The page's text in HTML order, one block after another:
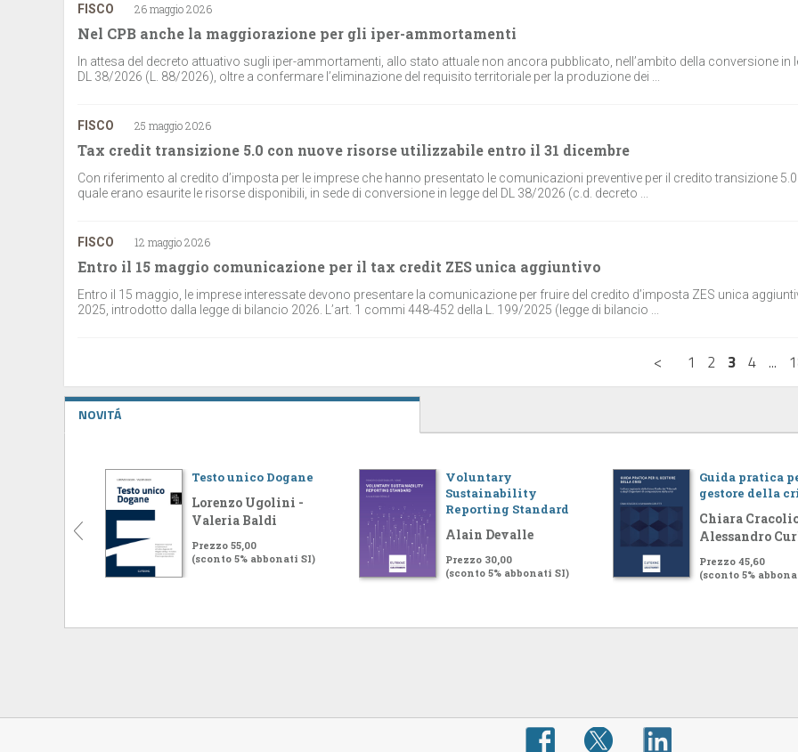
FISCO 26 maggio 2026
Nel CPB anche la maggiorazione per gli iper-ammortamenti
In attesa del decreto attuativo sugli iper-ammortamenti, allo stato attuale non ancora pubblicato, nell’ambito della conversione in
DL 38/2026 (L. 88/2026), oltre a confermare l’eliminazione del requisito territoriale per la produzione dei ...
FISCO 25 maggio 2026
Tax credit transizione 5.0 con nuove risorse utilizzabile entro il 31 dicembre
Con riferimento al credito d’imposta per le imprese che hanno presentato le comunicazioni preventive per il credito transizione 5.0
quale erano esaurite le risorse disponibili, in sede di conversione in legge del DL 38/2026 (c.d. decreto ...
FISCO 12 maggio 2026
Entro il 15 maggio comunicazione per il tax credit ZES unica aggiuntivo
Entro il 15 maggio, le imprese interessate devono presentare la comunicazione per fruire del credito d’imposta ZES unica
2025, introdotto dalla legge di bilancio 2026. L’art. 1 commi 448-452 della L. 199/2025 (legge di bilancio ...
< 1 2 3 4 ...
NOVITÁ
Testo unico Dogane
Lorenzo Ugolini -
Valeria Baldi
Prezzo 55,00
(sconto 5% abbonati SI)
Voluntary
Sustainability
Reporting Standard
Alain Devalle
Prezzo 30,00
(sconto 5% abbonati SI)
Guida pratica
gestore della
Chiara
Alessandro
Prezzo 45,60
(sconto 5%